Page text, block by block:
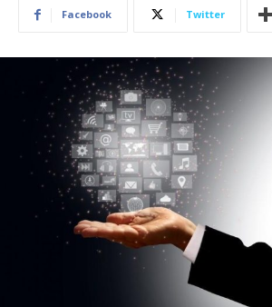
Facebook Twitter